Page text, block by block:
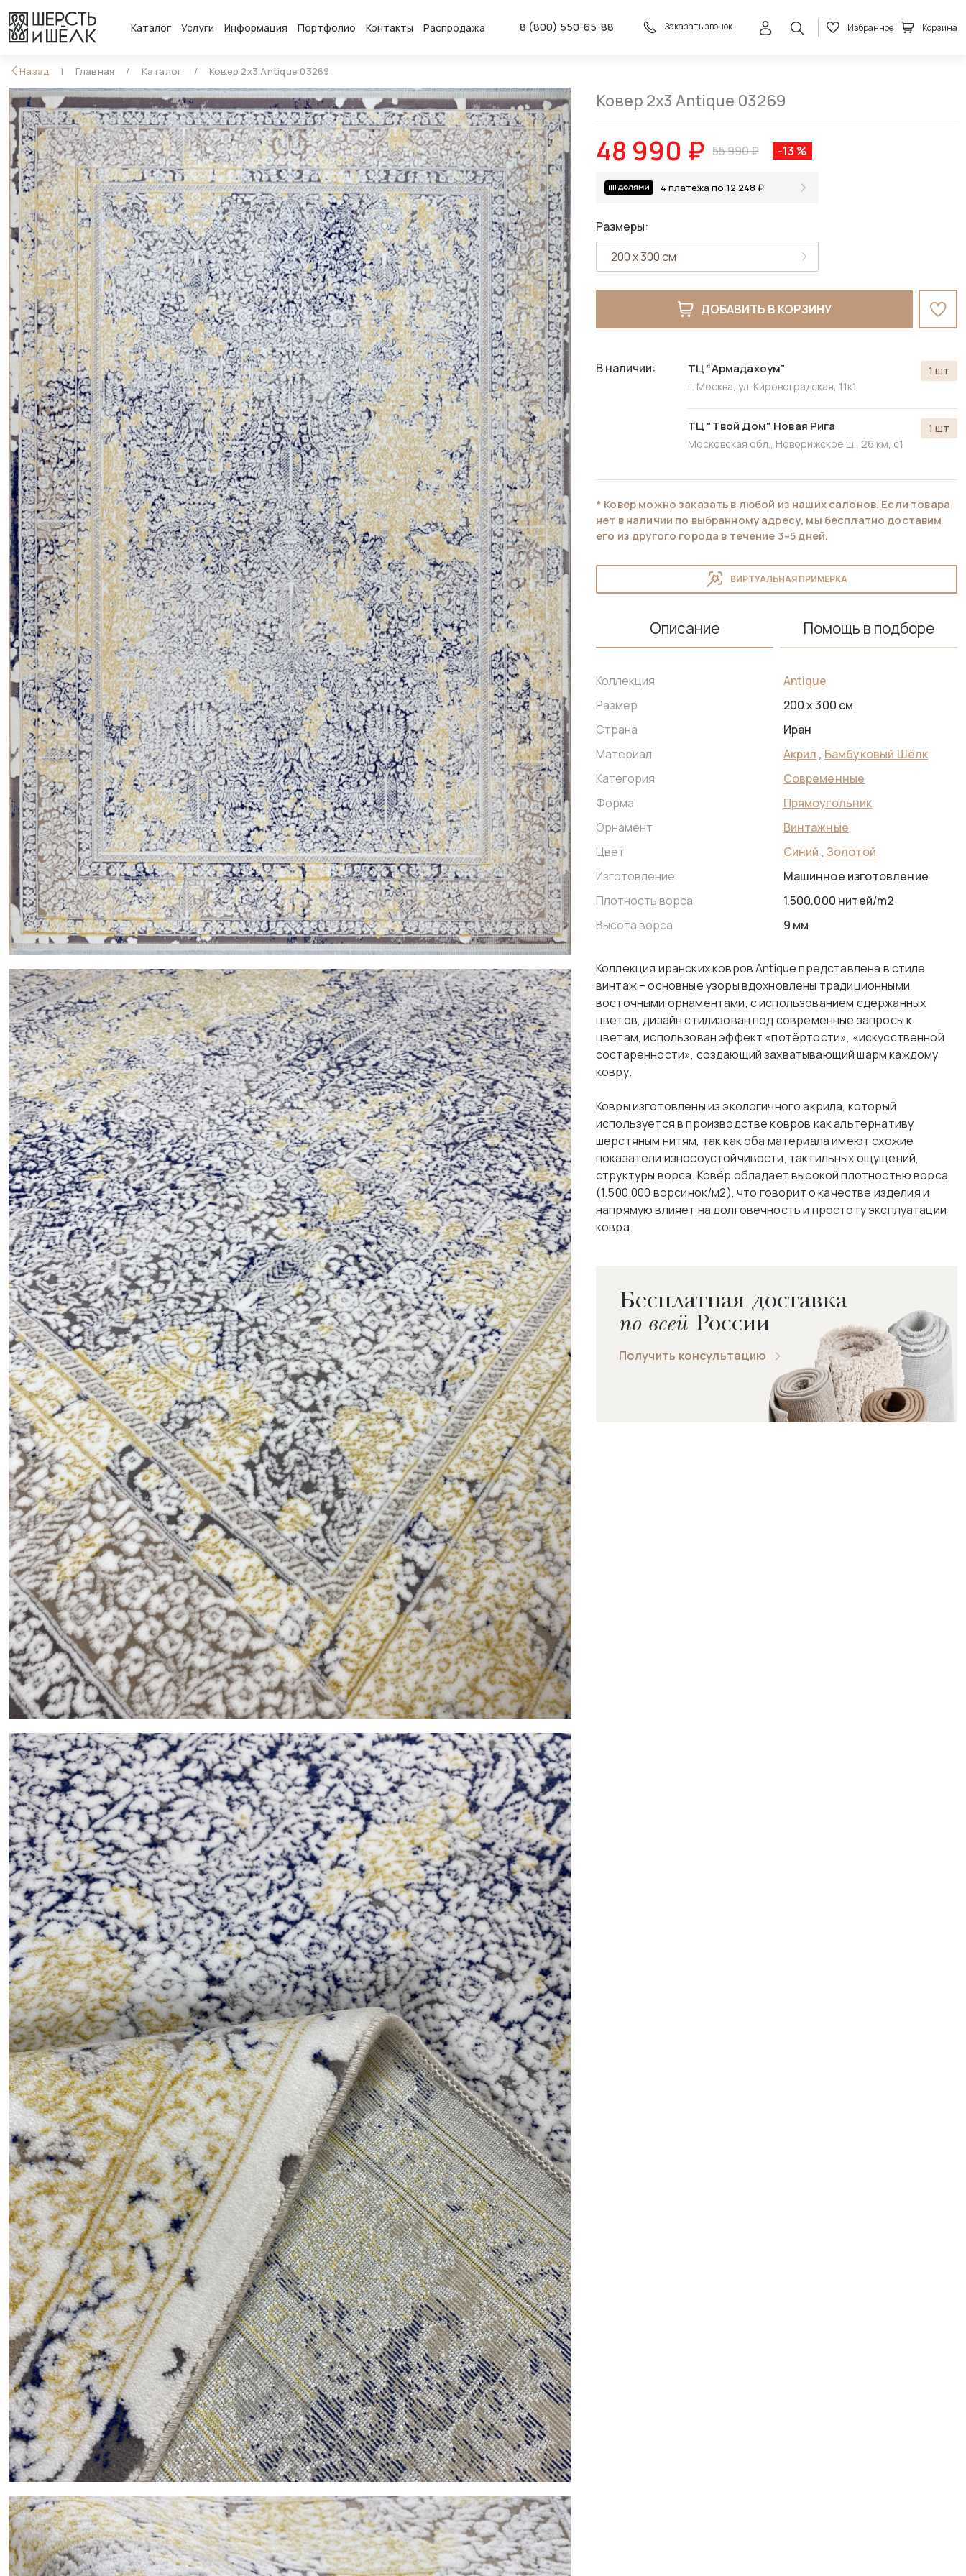
Каталог Услуги Информация Портфолио Контакты Распродажа 8 (800) 550-65-88 Заказать звонок Избранное Корзина
Назад Главная Каталог Ковер 2x3 Antique 03269
Ковер 2x3 Antique 03269
48 990 ₽ 55 990 ₽ -13 %
4 платежа по 12 248 ₽
Размеры:
ДОБАВИТЬ В КОРЗИНУ
В наличии: ТЦ “Армадахоум”
г. Москва, ул. Кировоградская, 11к1
1 шт
ТЦ "Твой Дом" Новая Рига
Московская обл., Новорижское ш., 26 км, с1
1 шт
* Ковер можно заказать в любой из наших салонов. Если товара
нет в наличии по выбранному адресу, мы бесплатно доставим
его из другого города в течение 3–5 дней.
ВИРТУАЛЬНАЯ ПРИМЕРКА
Описание Помощь в подборе
Коллекция
Antique
Размер
200 x 300 см
Страна
Иран
Материал
Акрил , Бамбуковый Шёлк
Категория
Современные
Форма
Прямоугольник
Орнамент
Винтажные
Цвет
Синий , Золотой
Изготовление
Машинное изготовление
Плотность ворса
1.500.000 нитей/m2
Высота ворса
9 мм
Коллекция иранских ковров Antique представлена в стиле
винтаж – основные узоры вдохновлены традиционными
восточными орнаментами, с использованием сдержанных
цветов, дизайн стилизован под современные запросы к
цветам, использован эффект «потёртости», «искусственной
состаренности», создающий захватывающий шарм каждому
ковру.
Ковры изготовлены из экологичного акрила, который
используется в производстве ковров как альтернативу
шерстяным нитям, так как оба материала имеют схожие
показатели износоустойчивости, тактильных ощущений,
структуры ворса. Ковёр обладает высокой плотностью ворса
(1.500.000 ворсинок/м2), что говорит о качестве изделия и
напрямую влияет на долговечность и простоту эксплуатации
ковра.
Бесплатная доставка
по всей России
Получить консультацию